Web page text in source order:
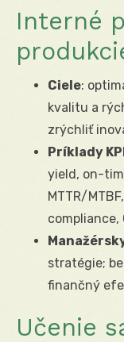
Interné
Ciele:
kvalitu a
zrýchliť
Príklady
yield, on-
MTTR/
compliance,
stratégie;
finančný
Učenie